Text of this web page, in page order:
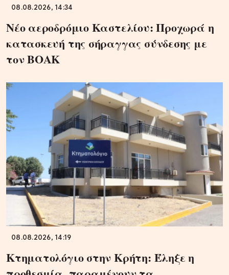
08.08.2026, 14:34
Νέο αεροδρόμιο Καστελίου: Προχωρά η
κατασκευή της σήραγγας σύνδεσης με
τον ΒΟΑΚ
08.08.2026, 14:19
Κτηματολόγιο στην Κρήτη: Έληξε η